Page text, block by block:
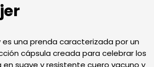
una prenda caracterizada por un
cápsula creada para celebrar los
suave y resistente cuero vacuno y